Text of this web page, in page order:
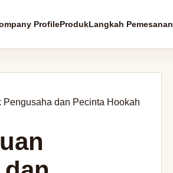
ProfileProdukLangkah Pemesanan
dan Pecinta Hookah